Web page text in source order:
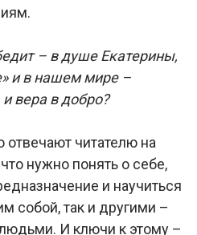
– в душе Екатерины,
и в нашем мире –
вера в добро?
читателю на
нужно понять о себе,
и научиться
собой, так и другими –
И ключи к этому –